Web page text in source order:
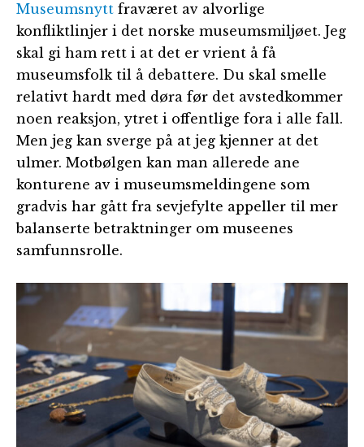
Museumsnytt fraværet av alvorlige
konfliktlinjer i det norske museumsmiljøet. Jeg
skal gi ham rett i at det er vrient å få
museumsfolk til å debattere. Du skal smelle
relativt hardt med døra før det avstedkommer
noen reaksjon, ytret i offentlige fora i alle fall.
Men jeg kan sverge på at jeg kjenner at det
ulmer. Motbølgen kan man allerede ane
konturene av i museumsmeldingene som
gradvis har gått fra sevjefylte appeller til mer
balanserte betraktninger om museenes
samfunnsrolle.